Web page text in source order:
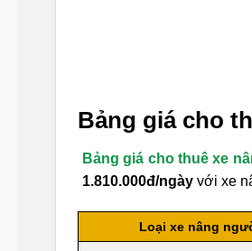
Bảng giá cho
Bảng giá cho thuê xe
1.810.000đ/ngày với xe
Loại xe nâng